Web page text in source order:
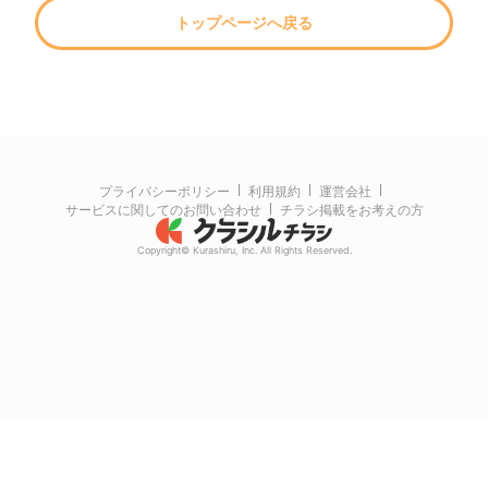
トップページへ戻る
プライバシーポリシー 利用規約
運営会社
サービスに関してのお問い合わせ
チラシ掲載をお考えの方
Copyright© Kurashiru, Inc. All Rights Reserved.